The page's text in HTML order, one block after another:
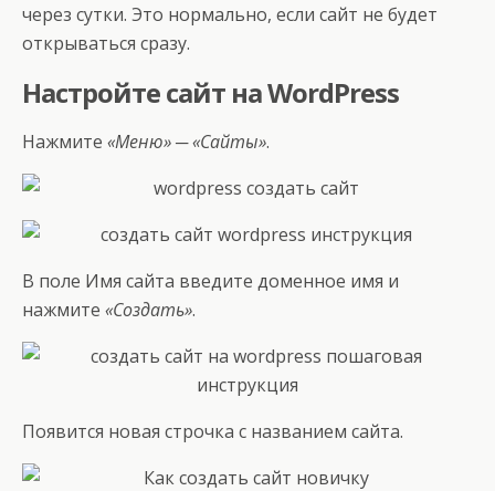
через сутки. Это нормально, если сайт не будет
открываться сразу.
Настройте сайт на WordPress
Нажмите «Меню» ─ «Сайты».
В поле Имя сайта введите доменное имя и
нажмите «Создать».
Появится новая строчка с названием сайта.